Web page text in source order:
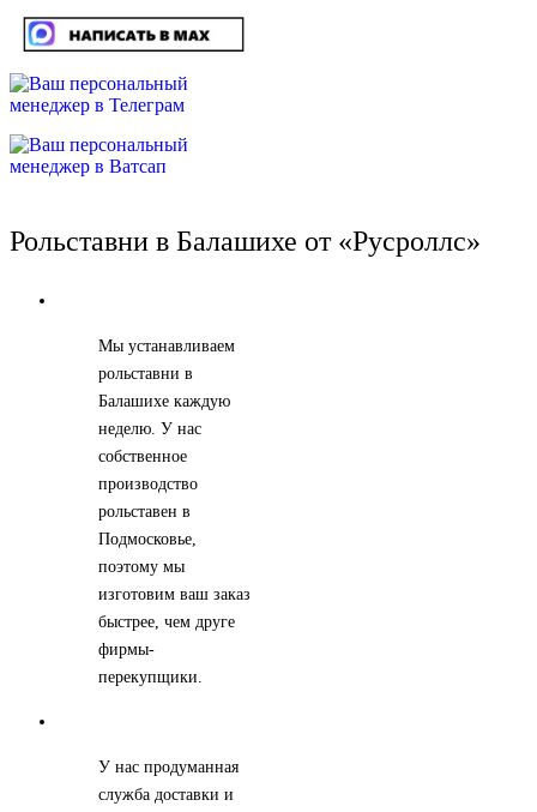
Рольставни в Балашихе от «Русроллс»
Мы устанавливаем
рольставни в
Балашихе каждую
неделю. У нас
собственное
производство
рольставен в
Подмосковье,
поэтому мы
изготовим ваш заказ
быстрее, чем друге
фирмы-
перекупщики.
У нас продуманная
служба доставки и